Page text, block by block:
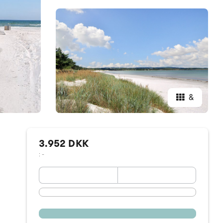
&
3.952 DKK
: -